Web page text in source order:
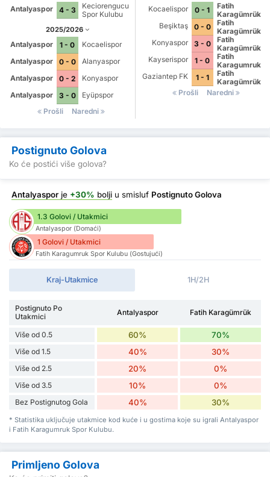
Antalyaspor 4 - 3
Keciorengucu
Spor Kulubu
2025/2026
Antalyaspor 1 - 0
Kocaelispor
Antalyaspor
0 - 0
Alanyaspor
Antalyaspor
0 - 2
Konyaspor
Antalyaspor
3 - 0
Eyüpspor
Prošli
Naredni
Kocaelispor 0 - 1
Fatih
Karagümrük
Beşiktaş
0 - 0
Fatih
Karagümrük
Konyaspor
3 - 0
Fatih
Karagümrük
Kayserispor
1 - 0
Fatih
Karagumruk
Spor Kulubu
Gaziantep FK 1 - 1
Fatih
Karagümrük
Prošli
Naredni
Postignuto Golova
Ko će postići više golova?
Antalyaspor je +30% bolji u smisluf Postignuto Golova
1.3 Golovi / Utakmici
Antalyaspor (Domaći)
1 Golovi / Utakmici
Fatih Karagumruk Spor Kulubu (Gostujući)
Kraj-Utakmice 1H/2H
Postignuto Po
Utakmici
Antalyaspor Fatih Karagümrük
Više od 0.5 60% 70%
Više od 1.5 40% 30%
Više od 2.5 20% 0%
Više od 3.5 10% 0%
Bez Postignutog Gola 40% 30%
* Statistika uključuje utakmice kod kuće i u gostima koje su igrali Antalyaspor
i Fatih Karagumruk Spor Kulubu.
Primljeno Golova